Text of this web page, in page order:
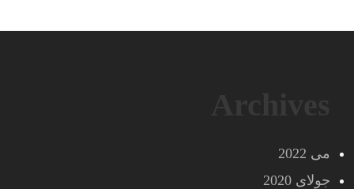
می 2022
جولای 2020